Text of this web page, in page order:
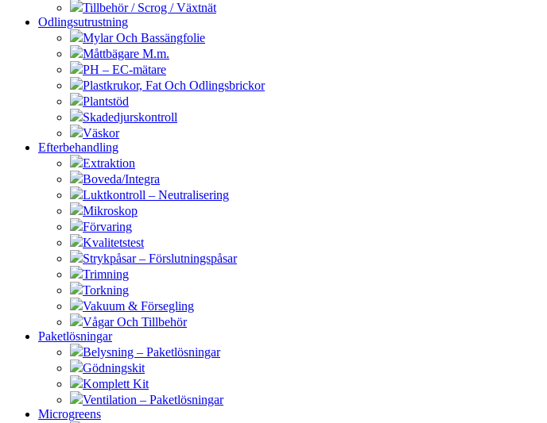
Tillbehör / Scrog / Växtnät
Odlingsutrustning
Mylar Och Bassängfolie
Måttbägare M.m.
PH – EC-mätare
Plastkrukor, Fat Och Odlingsbrickor
Plantstöd
Skadedjurskontroll
Väskor
Efterbehandling
Extraktion
Boveda/Integra
Luktkontroll – Neutralisering
Mikroskop
Förvaring
Kvalitetstest
Strykpåsar – Förslutningspåsar
Trimning
Torkning
Vakuum & Försegling
Vågar Och Tillbehör
Paketlösningar
Belysning – Paketlösningar
Gödningskit
Komplett Kit
Ventilation – Paketlösningar
Microgreens